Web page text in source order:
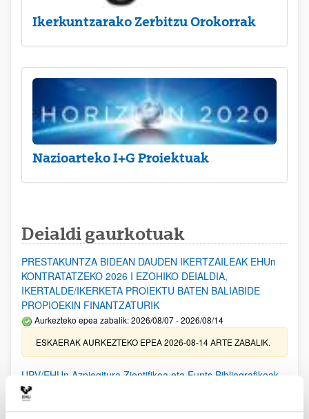
Ikerkuntzarako Zerbitzu Orokorrak
Nazioarteko I+G Proiektuak
Deialdi gaurkotuak
PRESTAKUNTZA BIDEAN DAUDEN IKERTZAILEAK EHUn
KONTRATATZEKO 2026 I EZOHIKO DEIALDIA,
IKERTALDE/IKERKETA PROIEKTU BATEN BALIABIDE
PROPIOEKIN FINANTZATURIK
Aurkezteko epea zabalik: 2026/08/07 - 2026/08/14
ESKAERAK AURKEZTEKO EPEA 2026-08-14 ARTE ZABALIK.
UPV/EHUn Azpiegitura Zientifikoa eta Funts Bibliografikoak
erosi eta berritzeko laguntzak 2026